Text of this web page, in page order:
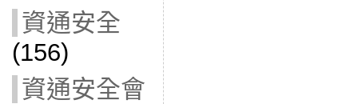
資通安全
(156)
資通安全會